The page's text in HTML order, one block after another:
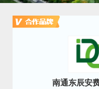
南通东辰安